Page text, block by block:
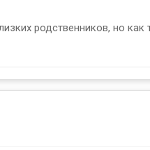
родственников, но как